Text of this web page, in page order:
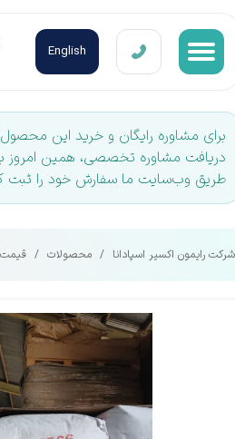
برای مشاوره رایگان و خرید این
دریافت مشاوره تخصصی، همین امروز
طریق وب‌سایت ما سفارش خود را ثبت
شرکت رایمون اکسیر اسپادانا محصولات قیمت
English